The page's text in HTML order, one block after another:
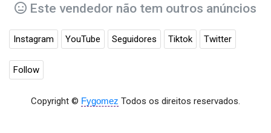
Este vendedor não tem outros anúncios
Instagram YouTube Seguidores Tiktok Twitter
Follow
Copyright © Fygomez Todos os direitos reservados.